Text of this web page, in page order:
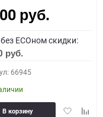
руб.
ECOном скидки:
руб.
66945
Добавить
В корзину